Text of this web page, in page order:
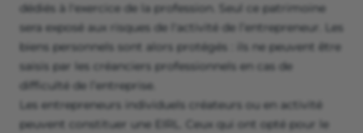
dédiés à l'exercice de la profession. Seul ce patrimoine
sera exposé aux risques de l'activité de l’entrepreneur. Les
biens personnels sont alors protégés : ils ne peuvent être
saisis par les créanciers professionnels en cas de
difficulté de l’entreprise.
Les entrepreneurs individuels créateurs ou en activité
peuvent constituer une EIRL. Ceux qui ont opté pour le